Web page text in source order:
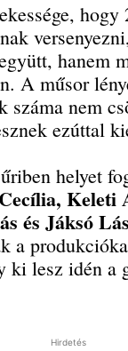
hogy
hanem
A műsor
száma nem
ezúttal
helyet
Keleti
és Jáksó
a
ki lesz idén a
Hirdetés